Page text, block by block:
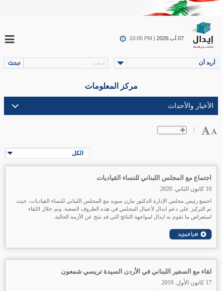
07.آب.2026 10:05 PM |
أريد أن
مركز المعلومات
الكل
اجتماع مع المجلس اللبناني للنساء القياديات
10 كانون الثاني. 2020
اجتمع رئيس مجلس الإدارة الدكتور مازن سويد مع المجلس اللبناني للنساء القياديات، حيث
تم التركيز على دعم ايدال لأعمال المجلس في هذه الظروف الصعبة. وتم خلال اللقاء
استعراض ما تقوم به ايدال لمواجهة النتائج التي قد تنتج عن الأزمة الحالية.
لقاء مع السفير اللبناني في الأردن السيدة تريسي شمعون
17 كانون الأول. 2019